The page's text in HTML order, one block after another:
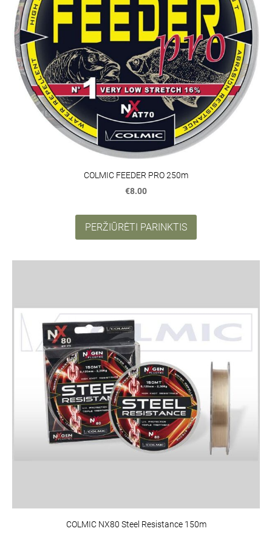
COLMIC FEEDER PRO 250m
€8.00
PERŽIŪRĖTI PARINKTIS
COLMIC NX80 Steel Resistance 150m